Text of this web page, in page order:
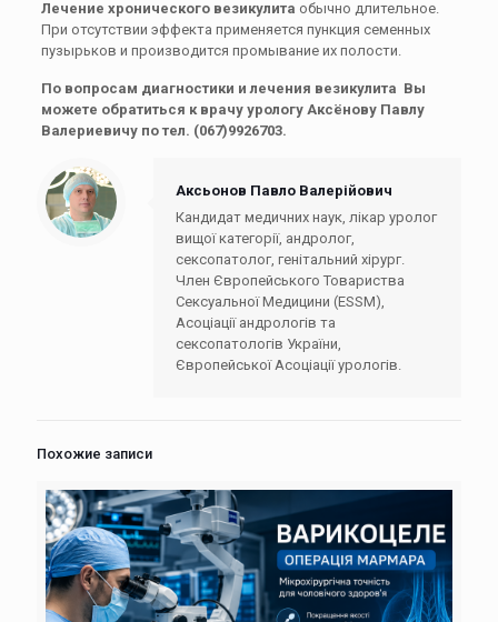
Лечение хронического везикулита обычно длительное.
При отсутствии эффекта применяется пункция семенных
пузырьков и производится промывание их полости.
По вопросам диагностики и лечения везикулита Вы
можете обратиться к врачу урологу Аксёнову Павлу
Валериевичу по тел. (067)9926703.
Аксьонов Павло Валерійович
Кандидат медичних наук, лікар уролог
вищої категорії, андролог,
сексопатолог, генітальний хірург.
Член Європейського Товариства
Сексуальної Медицини (ESSM),
Асоціації андрологів та
сексопатологів України,
Європейської Асоціації урологів.
Похожие записи